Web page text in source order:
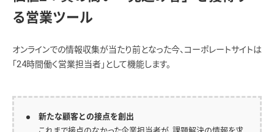
る営業ツール
オンラインでの情報収集が当たり前となった今、コーポレートサイトは
「24時間働く営業担当者」として機能します。
新たな顧客との接点を創出